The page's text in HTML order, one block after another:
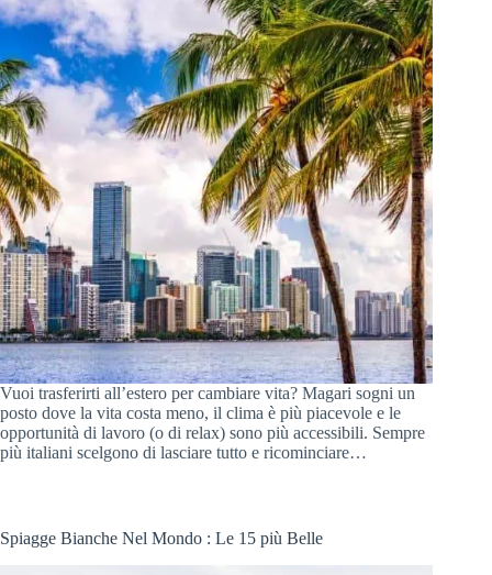
Vuoi trasferirti all’estero per cambiare vita? Magari sogni un
posto dove la vita costa meno, il clima è più piacevole e le
opportunità di lavoro (o di relax) sono più accessibili. Sempre
più italiani scelgono di lasciare tutto e ricominciare…
Spiagge Bianche Nel Mondo : Le 15 più Belle